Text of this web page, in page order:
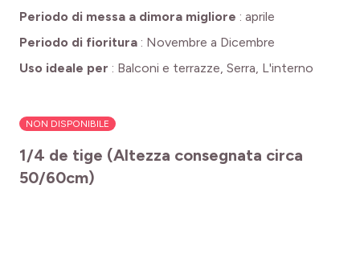
Periodo di messa a dimora migliore : aprile
Periodo di fioritura : Novembre a Dicembre
Uso ideale per : Balconi e terrazze, Serra, L'interno
NON DISPONIBILE
1/4 de tige (Altezza consegnata circa
50/60cm)